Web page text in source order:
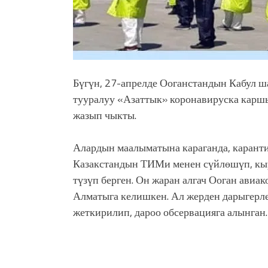
Бүгүн, 27-апрелде Ооганстандын Кабул
тууралуу «Азаттык» коронавируска
жазып чыкты.
Алардын маалыматына караганда,
Казакстандын ТИМи менен сүйлөшүп,
түзүп берген. Он жаран алгач Ооган
Алматыга келишкен. Ал жерден
жеткирилип, дароо обсервацияга алынган.